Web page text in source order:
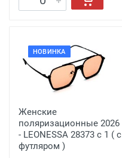
НОВИНКА
Женские
поляризационные 2026
- LEONESSA 28373 с 1 ( с
футляром )